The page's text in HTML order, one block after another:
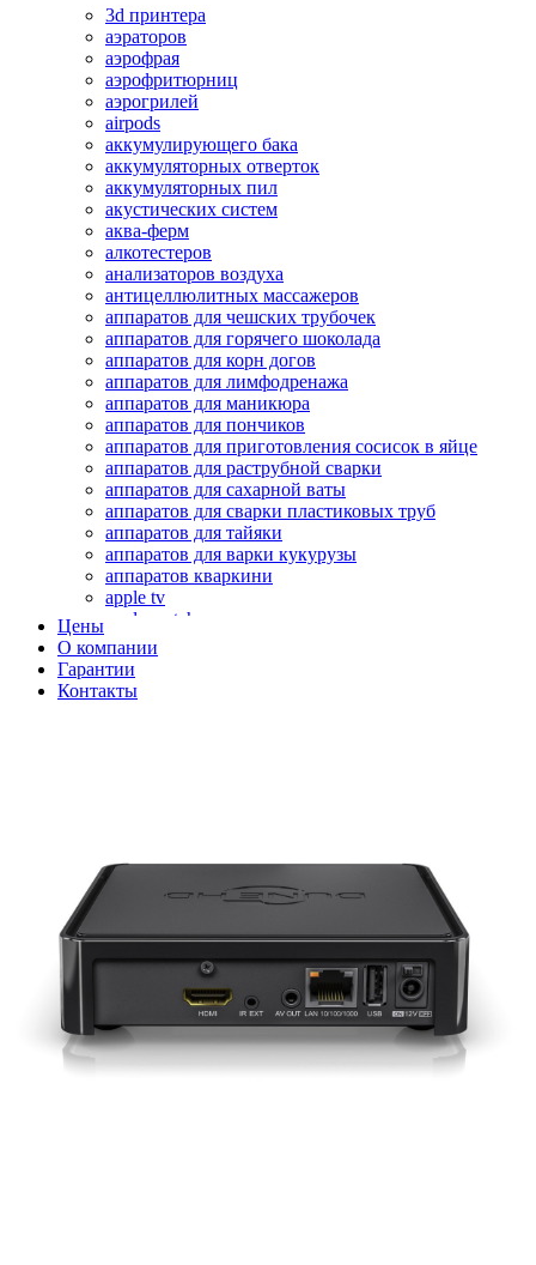
3d принтера
аэраторов
аэрофрая
аэрофритюрниц
аэрогрилей
airpods
аккумулирующего бака
аккумуляторных отверток
аккумуляторных пил
акустических систем
аква-ферм
алкотестеров
анализаторов воздуха
антицеллюлитных массажеров
аппаратов для чешских трубочек
аппаратов для горячего шоколада
аппаратов для корн догов
аппаратов для лимфодренажа
аппаратов для маникюра
аппаратов для пончиков
аппаратов для приготовления сосисок в яйце
аппаратов для раструбной сварки
аппаратов для сахарной ваты
аппаратов для сварки пластиковых труб
аппаратов для тайяки
аппаратов для варки кукурузы
аппаратов кваркини
apple tv
apple watch
аромадиффузоров
аромастанций
ароматизаторов воздуха
аудиоплееров
автоматики для генераторов
автоматики управления
автомобильных телевизоров
автомоек
автотрансформаторов
бактерицидной лампы
беговых дорожек
бензобуров
Цены
О компании
Гарантии
Контакты